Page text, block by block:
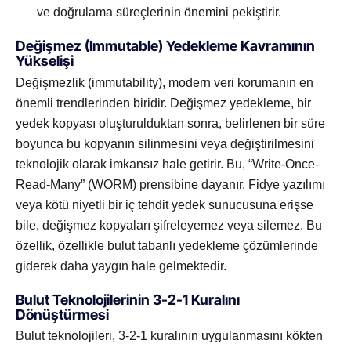
ve doğrulama süreçlerinin önemini pekiştirir.
Değişmez (Immutable) Yedekleme Kavramının
Yükselişi
Değişmezlik (immutability), modern veri korumanın en
önemli trendlerinden biridir. Değişmez yedekleme, bir
yedek kopyası oluşturulduktan sonra, belirlenen bir süre
boyunca bu kopyanın silinmesini veya değiştirilmesini
teknolojik olarak imkansız hale getirir. Bu, “Write-Once-
Read-Many” (WORM) prensibine dayanır. Fidye yazılımı
veya kötü niyetli bir iç tehdit yedek sunucusuna erişse
bile, değişmez kopyaları şifreleyemez veya silemez. Bu
özellik, özellikle bulut tabanlı yedekleme çözümlerinde
giderek daha yaygın hale gelmektedir.
Bulut Teknolojilerinin 3-2-1 Kuralını
Dönüştürmesi
Bulut teknolojileri, 3-2-1 kuralının uygulanmasını kökten